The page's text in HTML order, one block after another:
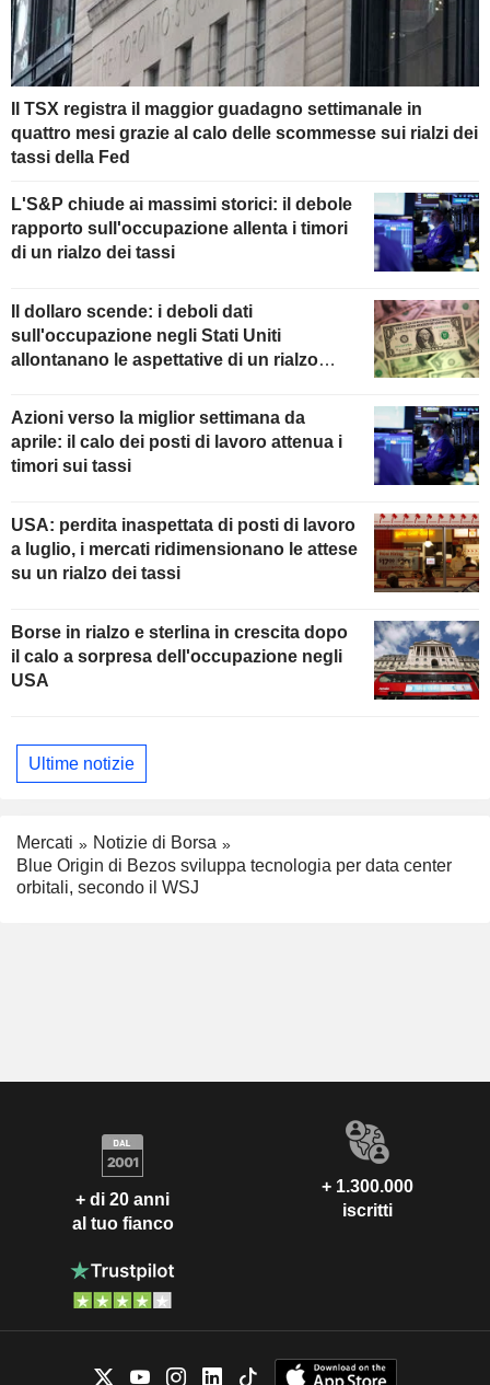
Il TSX registra il maggior guadagno settimanale in
quattro mesi grazie al calo delle scommesse sui rialzi dei
tassi della Fed
L'S&P chiude ai massimi storici: il debole
rapporto sull'occupazione allenta i timori
di un rialzo dei tassi
Il dollaro scende: i deboli dati
sull'occupazione negli Stati Uniti
allontanano le aspettative di un rialzo
Azioni verso la miglior settimana da
aprile: il calo dei posti di lavoro attenua i
timori sui tassi
USA: perdita inaspettata di posti di lavoro
a luglio, i mercati ridimensionano le attese
su un rialzo dei tassi
Borse in rialzo e sterlina in crescita dopo
il calo a sorpresa dell'occupazione negli
USA
Ultime notizie
Mercati
Notizie di Borsa
Blue Origin di Bezos sviluppa tecnologia per data center
orbitali, secondo il WSJ
+ di 20 anni
al tuo fianco
+ 1.300.000
iscritti